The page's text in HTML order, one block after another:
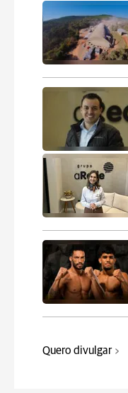
Quero divulgar